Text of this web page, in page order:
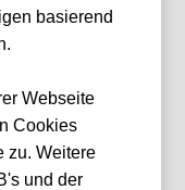
basierend
Webseite
Cookies
zu. Weitere
und der